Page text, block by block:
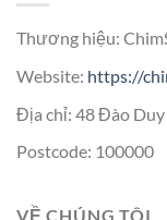
Thương hiệu:
Website: https://
Địa chỉ: 48 Đào Duy
Postcode: 100000
VỀ CHÚNG TÔI